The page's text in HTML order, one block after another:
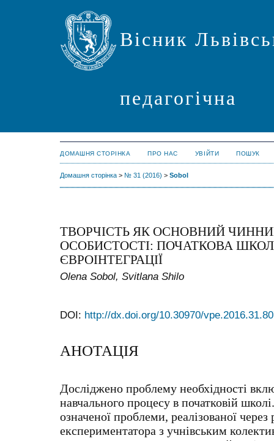
Вісник
педагогічна
ДОМАШНЯ СТОРІНКА ПРО НАС УВІЙТИ ПОШУК
Домашня сторінка > № 31 (2016) > Sobol
ТВОРЧІСТЬ ЯК ОСНОВНИЙ
ОСОБИСТОСТІ: ПОЧАТКОВА
ЄВРОІНТЕГРАЦІЇ
Olena Sobol, Svitlana Shilo
DOI: http://dx.doi.org/10.30970/
АНОТАЦІЯ
Досліджено проблему необхідності
навчального процесу в початковій
означеної проблеми, реалізованої
експериментатора з учнівським